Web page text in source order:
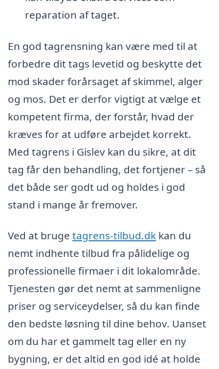
reparation af taget.
En god tagrensning kan være med til at
forbedre dit tags levetid og beskytte det
mod skader forårsaget af skimmel, alger
og mos. Det er derfor vigtigt at vælge et
kompetent firma, der forstår, hvad der
kræves for at udføre arbejdet korrekt.
Med tagrens i Gislev kan du sikre, at dit
tag får den behandling, det fortjener – så
det både ser godt ud og holdes i god
stand i mange år fremover.
Ved at bruge tagrens-tilbud.dk kan du
nemt indhente tilbud fra pålidelige og
professionelle firmaer i dit lokalområde.
Tjenesten gør det nemt at sammenligne
priser og serviceydelser, så du kan finde
den bedste løsning til dine behov. Uanset
om du har et gammelt tag eller en ny
bygning, er det altid en god idé at holde